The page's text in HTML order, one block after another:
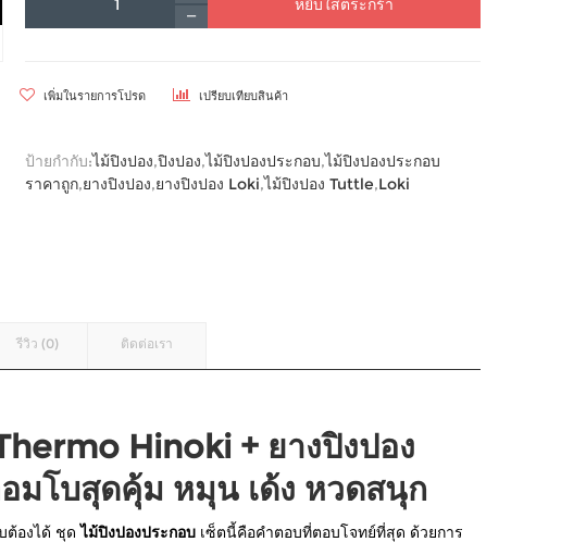
หยิบใส่ตระกร้า
เพิ่มในรายการโปรด เปรียบเทียบสินค้า
ป้ายกำกับ:ไม้ปิงปอง,ปิงปอง,ไม้ปิงปองประกอบ,ไม้ปิงปองประกอบ
ราคาถูก,ยางปิงปอง,ยางปิงปอง Loki,ไม้ปิงปอง Tuttle,Loki
รีวิว (0) ติดต่อเรา
Hinoki + ยางปิงปอง
มโบสุดคุ้ม หมุน เด้ง หวดสนุก
องได้ ชุด ไม้ปิงปองประกอบเซ็ตนี้คือคำตอบที่ตอบโจทย์ที่สุด ด้วยการ